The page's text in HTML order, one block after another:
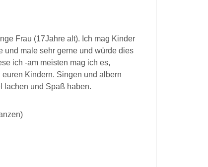
Frau (17Jahre alt). Ich mag Kinder
und male sehr gerne und würde dies
ich -am meisten mag ich es,
Kindern. Singen und albern
lachen und Spaß haben.